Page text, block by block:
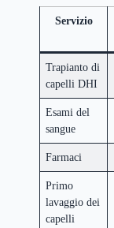
Servizio
Trapianto di
capelli DHI
Esami del
sangue
Farmaci
Primo
lavaggio dei
capelli